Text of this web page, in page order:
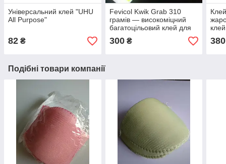
Універсальний клей "UHU
All Purpose"
82 ₴
Fevicol Kwik Grab 310
грамів — високоміцний
багатоцільовий клей для
всіх будівельних робіт
300₴ 380
Подібні товари компанії